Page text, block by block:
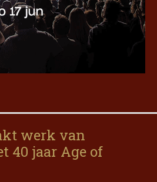
werk van
40 jaar Age of